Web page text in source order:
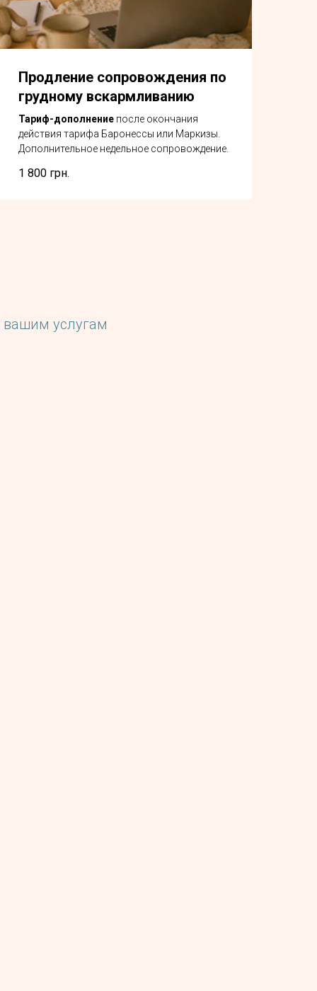
Продление сопровождения по
грудному вскармливанию
Тариф-дополнение после окончания
действия тарифа Баронессы или Маркизы.
Дополнительное недельное сопровождение.
1 800 грн.
вашим услугам